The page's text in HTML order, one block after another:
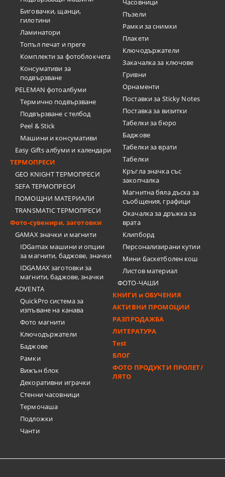
Биговачки, щанци,
гилотини
Ламинатори
Топъл печат и преге
Комплекти за фотоблокчета
Консумативи за
подвързване
PELEMAN фотоалбуми
Термично подвързване
Подвързване с телбод
Peel & Stick
Машини и консумативи
Easy Gifts албуми и календари
ТЕРМОПРЕСИ
GEO KNIGHT ТЕРМОПРЕСИ
SEFA ТЕРМОПРЕСИ
ПОМОЩНИ МАТЕРИАЛИ
TRANSMATIC ТЕРМОПРЕСИ
Фото-сувенири, заготовки
GAMAX значки и магнити
IDGamax машини и опции
за магнити, баджове, значки
IDGAMAX заготовки за
магнити, баджове, значки
ADVENTA
QuickPro система за
изпъване на канава
Фото магнити
Ключодържатели
Баджове
Рамки
Вижън блок
Декоративни играчки
Стенни часовници
Термочашa
Подложки
Чанти
Часовници
Пъзели
Рамки за снимки
Плакети
Ключодържатели
Закачалка за ключове
Гривни
Орнаменти
Поставки за Sticky Notes
Поставка за визитки
Tабелки за бюро
Баджове
Табелки за врати
Табелки
Кръгла значка със
закопчалка
Магнитна бяла дъска за
съобщения, графици
Окачалка за дръжка за
врата
Клипборд
Персонализирани кутии
Мини баскетболен кош
Листов материал
ФОТО-ЧАШИ
КНИГИ и ОБУЧЕНИЯ
АКТИВНИ ПРОМОЦИИ
РАЗПРОДАЖБА
ЛИТЕРАТУРА
Test
БЛОГ
ФОТО ПРОДУКТИ ПРОЛЕТ/
ЛЯТО